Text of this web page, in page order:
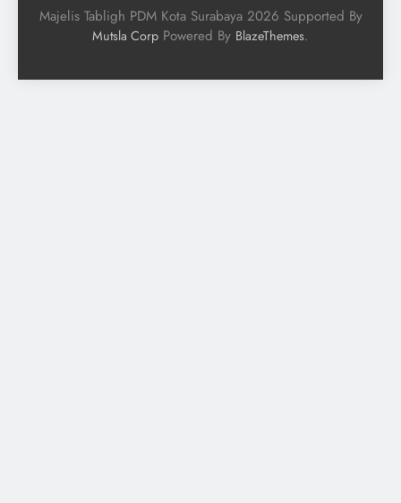
Majelis Tabligh PDM Kota Surabaya 2026 Supported By
Mutsla Corp Powered By BlazeThemes.